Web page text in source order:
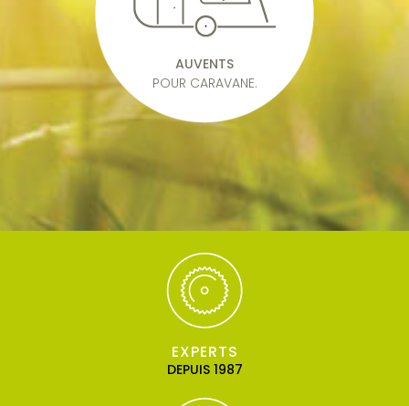
AUVENTS
POUR CARAVANE.
EXPERTS
DEPUIS 1987